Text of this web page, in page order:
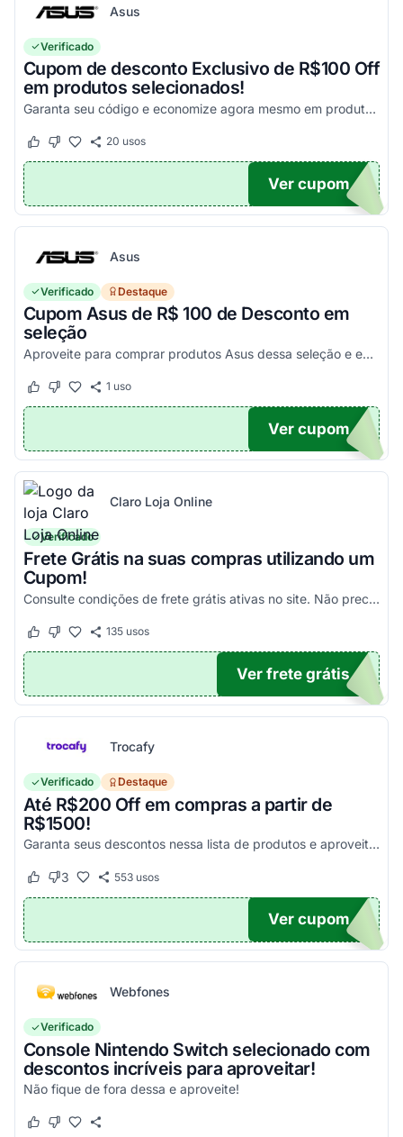
Asus
Verificado
Cupom de desconto Exclusivo de R$100 Off
em produtos selecionados!
Garanta seu código e economize agora mesmo em produtos selecionados!
Este cupom funcionou
Este cupom não funcionou
20 usos
100
Ver cupom
Asus
Verificado Destaque
Cupom Asus de R$ 100 de Desconto em
seleção
Aproveite para comprar produtos Asus dessa seleção e economize! - E1504FA-NJ1287
Este cupom funcionou
Este cupom não funcionou
1 uso
100
Ver cupom
Claro Loja Online
Verificado
Frete Grátis na suas compras utilizando um
Cupom!
Consulte condições de frete grátis ativas no site. Não precisa aplicar código promocional Claro Loja!
Este cupom funcionou
Este cupom não funcionou
135usos
TICO
Ver frete grátis
Trocafy
Verificado Destaque
Até R$200 Off em compras a partir de
R$1500!
Garanta seus descontos nessa lista de produtos e aproveite para economizar agora mesmo! Válido para todo o site exceto em produtos com o selo "Estou Zerado"
Este cupom funcionou
Este cupom não funcionou
3 553usos
ONTO
Ver cupom
Webfones
Verificado
Console Nintendo Switch selecionado com
descontos incríveis para aproveitar!
Não fique de fora dessa e aproveite!
Este cupom funcionou
Este cupom não funcionou